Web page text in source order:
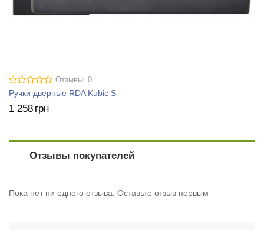
Отзывы: 0
Ручки дверные RDA Kubic S
1 258 грн
Отзывы покупателей
Пока нет ни одного отзыва. Оставьте отзыв первым